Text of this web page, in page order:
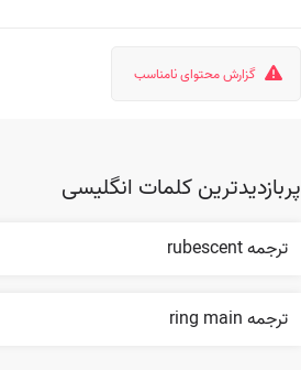
گزارش محتوای نامناسب
پربازدیدترین کلمات انگلیسی
ترجمه rubescent
ترجمه ring main